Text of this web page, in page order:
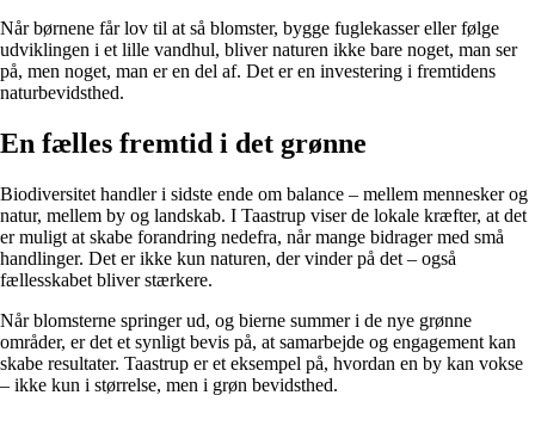
Når børnene får lov til at så blomster, bygge fuglekasser eller følge
udviklingen i et lille vandhul, bliver naturen ikke bare noget, man ser
på, men noget, man er en del af. Det er en investering i fremtidens
naturbevidsthed.
En fælles fremtid i det grønne
Biodiversitet handler i sidste ende om balance – mellem mennesker og
natur, mellem by og landskab. I Taastrup viser de lokale kræfter, at det
er muligt at skabe forandring nedefra, når mange bidrager med små
handlinger. Det er ikke kun naturen, der vinder på det – også
fællesskabet bliver stærkere.
Når blomsterne springer ud, og bierne summer i de nye grønne
områder, er det et synligt bevis på, at samarbejde og engagement kan
skabe resultater. Taastrup er et eksempel på, hvordan en by kan vokse
– ikke kun i størrelse, men i grøn bevidsthed.